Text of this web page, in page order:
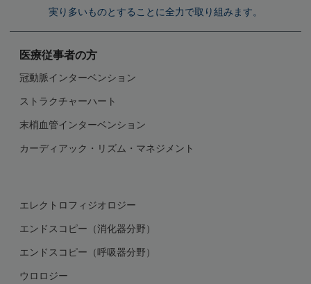
実り多いものとすることに全力で取り組みます。
医療従事者の方
冠動脈インターベンション
ストラクチャーハート
末梢血管インターベンション
カーディアック・リズム・マネジメント
エレクトロフィジオロジー
エンドスコピー（消化器分野）
エンドスコピー（呼吸器分野）
ウロロジー